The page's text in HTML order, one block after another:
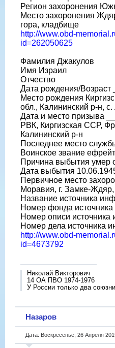
Регион захоронения
Место захоронения
гора, кладбище
http://www.obd-
id=262050625
Фамилия Джакулов
Имя Израил
Отчество
Дата рождения/Возраст
Место рождения
обл., Калининский р-н,
Дата и место призыва
РВК, Киргизская ССР,
Калининский р-н
Последнее место
Воинское звание
Причина выбытия умер
Дата выбытия
Первичное место
Моравия, г. Замке-
Название источника
Номер фонда
Номер описи
Номер дела источника
http://www.obd-
id=4673792
Николай Викторович
14 ОА ПВО 1974-1976
У России только два
Назаров
Дата: Воскресенье, 26 Апреля